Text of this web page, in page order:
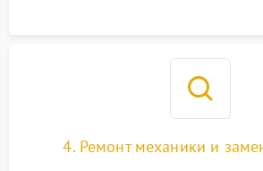
4. Ремонт механики и